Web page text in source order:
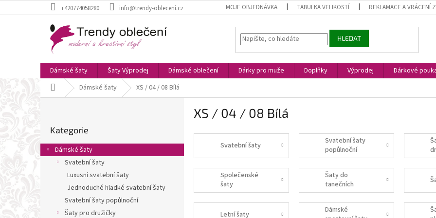
na
+420774058280 info@trendy-obleceni.cz MOJE OBJEDNÁVKA TABULKA VELIKOSTÍ REKLAMACE A VRÁCENÍ
HLEDAT
Dámské šaty Šaty Výprodej Dámské oblečení Dárky pro muže Doplňky Výprodej Dárkové
Domů Dámské šaty XS / 04 / 08 Bílá
r
a
kategorie
Kategorie
Dámské šaty
Svatební šaty
Luxusní svatební šaty
Jednoduché hladké svatební šaty
Svatební šaty popůlnoční
Šaty pro družičky
XS / 04 / 08 Bílá
Svatební šaty
Svatební šaty
popůlnoční
Společenské
šaty
Šaty do
tanečních
Letní šaty
Dámské